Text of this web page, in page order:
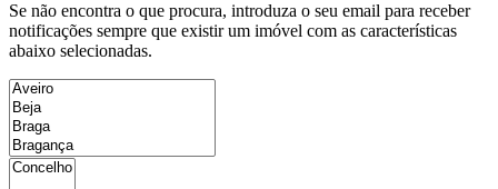
Se não encontra o que procura, introduza o seu email para receber
notificações sempre que existir um imóvel com as características
abaixo selecionadas.